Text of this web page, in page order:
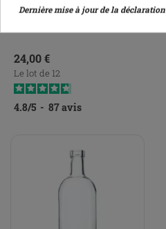
Prix
24,00 €
Le lot de 12
4.8/5 - 87avis
Dernière mise à jour de la